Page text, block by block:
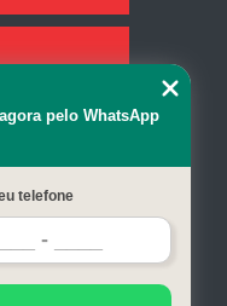
pelo WhatsApp
telefone